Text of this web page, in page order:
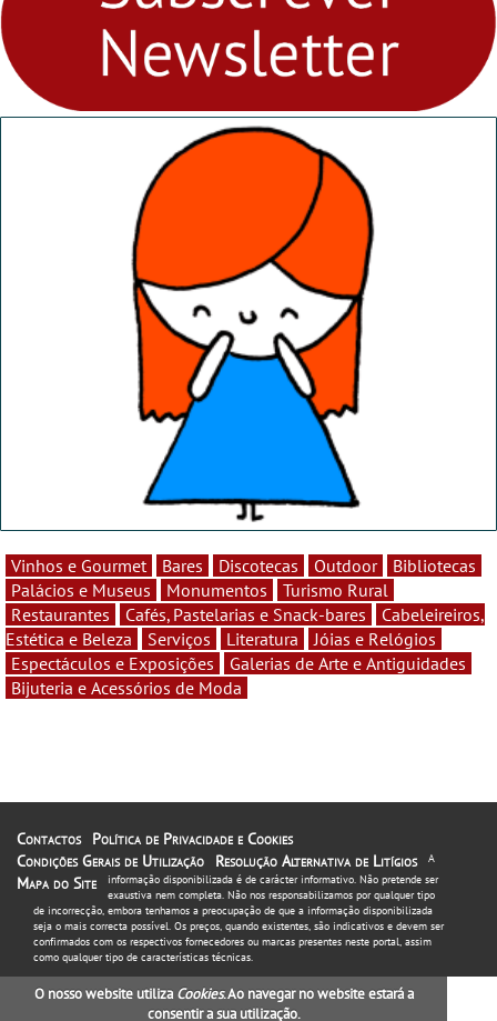
Vinhos e Gourmet Bares Discotecas Outdoor
Bibliotecas
Palácios e Museus
Monumentos
Turismo Rural
Restaurantes
Cafés, Pastelarias e Snack-bares
Cabeleireiros,
Estética e Beleza
Serviços Literatura
Jóias e Relógios
Espectáculos e Exposições
Galerias de Arte e Antiguidades
Bijuteria e Acessórios de Moda
Contactos
Política de Privacidade e Cookies
Condições Gerais de Utilização
Resolução Alternativa de Litígios
Mapa do Site
A
informação disponibilizada é de carácter informativo. Não pretende ser
exaustiva nem completa. Não nos responsabilizamos por qualquer tipo
de incorrecção, embora tenhamos a preocupação de que a informação disponibilizada
seja o mais correcta possível. Os preços, quando existentes, são indicativos e devem ser
confirmados com os respectivos fornecedores ou marcas presentes neste portal, assim
como qualquer tipo de características técnicas.
O nosso website utiliza Cookies. Ao navegar no website estará a
consentir a sua utilização.